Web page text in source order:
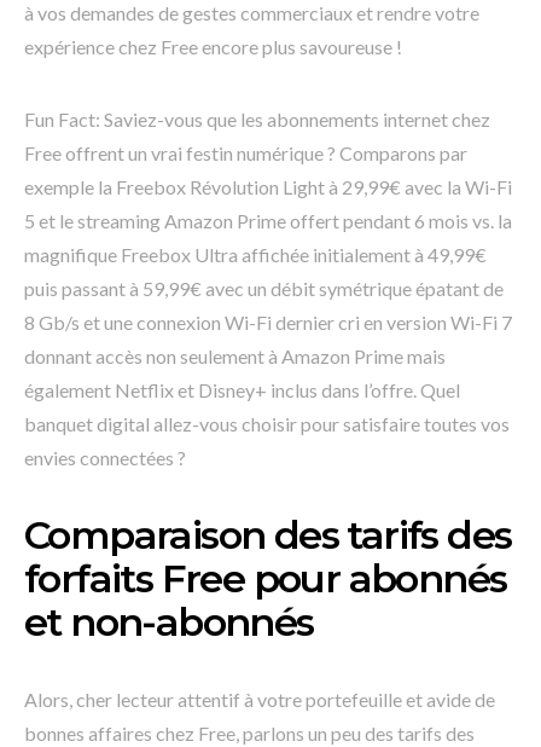
à vos demandes de gestes commerciaux et rendre votre
expérience chez Free encore plus savoureuse !
Fun Fact: Saviez-vous que les abonnements internet chez
Free offrent un vrai festin numérique ? Comparons par
exemple la Freebox Révolution Light à 29,99€ avec la Wi-Fi
5 et le streaming Amazon Prime offert pendant 6 mois vs. la
magnifique Freebox Ultra affichée initialement à 49,99€
puis passant à 59,99€ avec un débit symétrique épatant de
8 Gb/s et une connexion Wi-Fi dernier cri en version Wi-Fi 7
donnant accès non seulement à Amazon Prime mais
également Netflix et Disney+ inclus dans l’offre. Quel
banquet digital allez-vous choisir pour satisfaire toutes vos
envies connectées ?
Comparaison des tarifs des
forfaits Free pour abonnés
et non-abonnés
Alors, cher lecteur attentif à votre portefeuille et avide de
bonnes affaires chez Free, parlons un peu des tarifs des